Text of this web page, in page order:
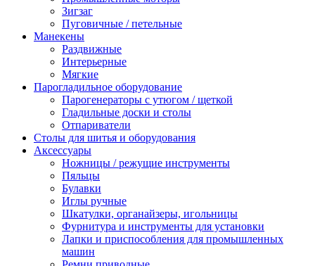
Зигзаг
Пуговичные / петельные
Манекены
Раздвижные
Интерьерные
Мягкие
Парогладильное оборудование
Парогенераторы с утюгом / щеткой
Гладильные доски и столы
Отпариватели
Столы для шитья и оборудования
Аксессуары
Ножницы / режущие инструменты
Пяльцы
Булавки
Иглы ручные
Шкатулки, органайзеры, игольницы
Фурнитура и инструменты для установки
Лапки и приспособления для промышленных
машин